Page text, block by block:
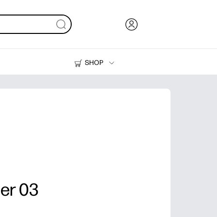
SHOP
Printers
03